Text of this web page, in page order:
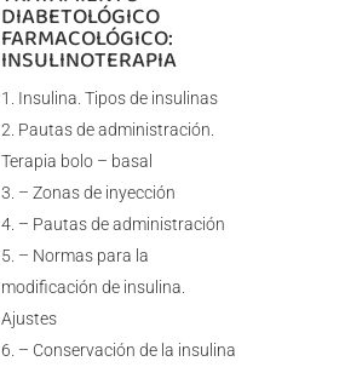
DIABETOLÓGICO
FARMACOLÓGICO:
INSULINOTERAPIA
Insulina. Tipos de insulinas
Pautas de administración.
Terapia bolo – basal
– Zonas de inyección
– Pautas de administración
– Normas para la
modificación de insulina.
Ajustes
– Conservación de la insulina